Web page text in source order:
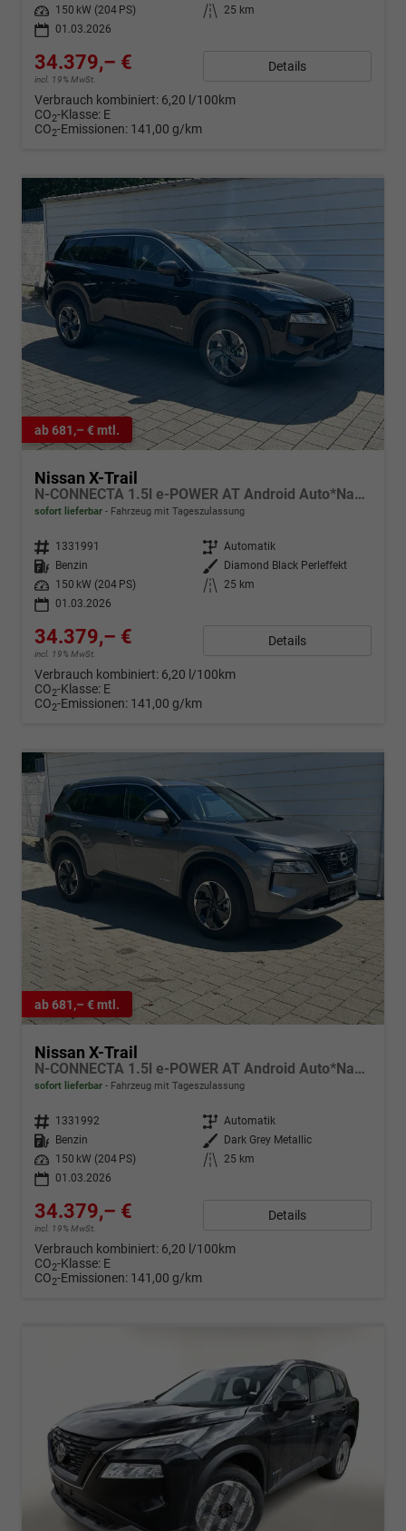
Leistung
150 kW (204 PS) Kilometerstand
25 km
01.03.2026
34.379,– €
incl. 19% MwSt.
Details
Verbrauch kombiniert: 6,20 l/100km
CO2-Klasse: E
CO2-Emissionen: 141,00 g/km
ab 681,– € mtl.
Nissan X-Trail
N-CONNECTA 1.5l e-POWER AT Android Auto*Navi*SHZ*3Z Klimaauto*360°*ACC*E-Heck
sofort lieferbar Fahrzeug mit Tageszulassung
Fahrzeugnr. 1331991 Getriebe Automatik
Kraftstoff
Benzin Außenfarbe
Diamond Black Perleffekt
Leistung
150 kW (204 PS) Kilometerstand
25 km
01.03.2026
34.379,– €
incl. 19% MwSt.
Details
Verbrauch kombiniert: 6,20 l/100km
CO2-Klasse: E
CO2-Emissionen: 141,00 g/km
ab 681,– € mtl.
Nissan X-Trail
N-CONNECTA 1.5l e-POWER AT Android Auto*Navi*SHZ*3Z Klimaauto*360°*ACC*E-Heck
sofort lieferbar Fahrzeug mit Tageszulassung
Fahrzeugnr. 1331992 Getriebe Automatik
Kraftstoff
Benzin Außenfarbe
Dark Grey Metallic
Leistung
150 kW (204 PS) Kilometerstand
25 km
01.03.2026
34.379,– €
incl. 19% MwSt.
Details
Verbrauch kombiniert: 6,20 l/100km
CO2-Klasse: E
CO2-Emissionen: 141,00 g/km